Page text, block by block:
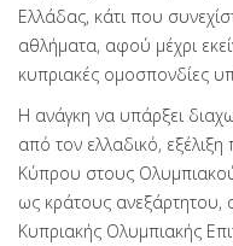
Ελλάδας, κάτι που
αθλήματα, αφού μέχρι
κυπριακές ομοσπονδίες
Η ανάγκη να υπάρξει
από τον ελλαδικό,
Κύπρου στους
ως κράτους ανεξάρτητου,
Κυπριακής Ολυμπιακής